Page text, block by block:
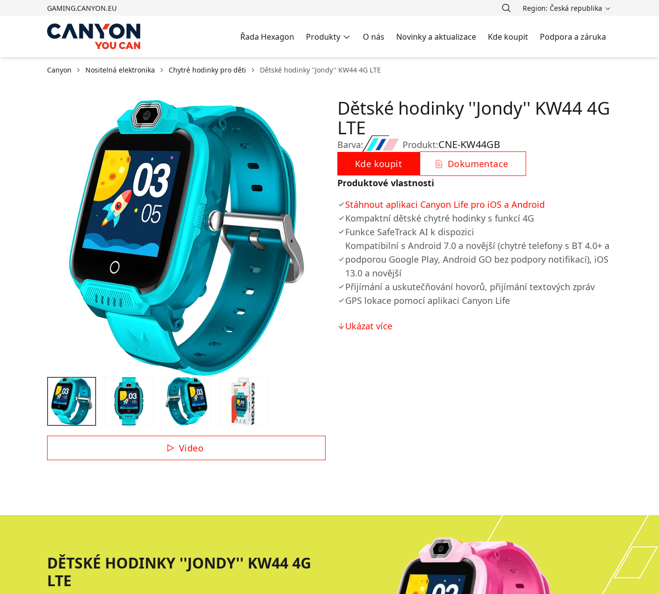
GAMING.CANYON.EU Region: Česká republika
Řada Hexagon Produkty O nás Novinky a aktualizace Kde koupit Podpora a záruka
Canyon Nositelná elektronika Chytré hodinky pro děti Dětské hodinky ''Jondy'' KW44 4G LTE
Video
Barva:
Dětské hodinky ''Jondy'' KW44 4G
LTE
Produkt:CNE-KW44GB
Kde koupit
Dokumentace
Produktové vlastnosti
Stáhnout aplikaci Canyon Life pro iOS a Android
Kompaktní dětské chytré hodinky s funkcí 4G
Funkce SafeTrack AI k dispozici
Kompatibilní s Android 7.0 a novější (chytré telefony s BT 4.0+ a
podporou Google Play, Android GO bez podpory notifikací), iOS
13.0 a novější
Přijímání a uskutečňování hovorů, přijímání textových zpráv
GPS lokace pomocí aplikaci Canyon Life
Ukázat více
DĚTSKÉ HODINKY ''JONDY'' KW44 4G
LTE